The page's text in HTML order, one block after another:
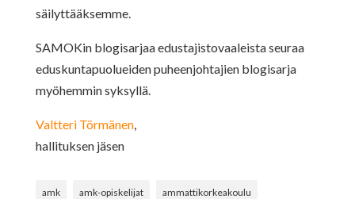
säilyttääksemme.
SAMOKin blogisarjaa edustajistovaaleista seuraa
eduskuntapuolueiden puheenjohtajien blogisarja
myöhemmin syksyllä.
Valtteri Törmänen,
hallituksen jäsen
amk amk-opiskelijat ammattikorkeakoulu